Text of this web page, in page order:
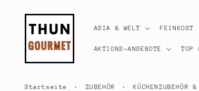
ASIA & WELT FEINKOST
AKTIONS-ANGEBOTE TOP
Startseite › ZUBEHÖR › KÜCHENZUBEHÖR &